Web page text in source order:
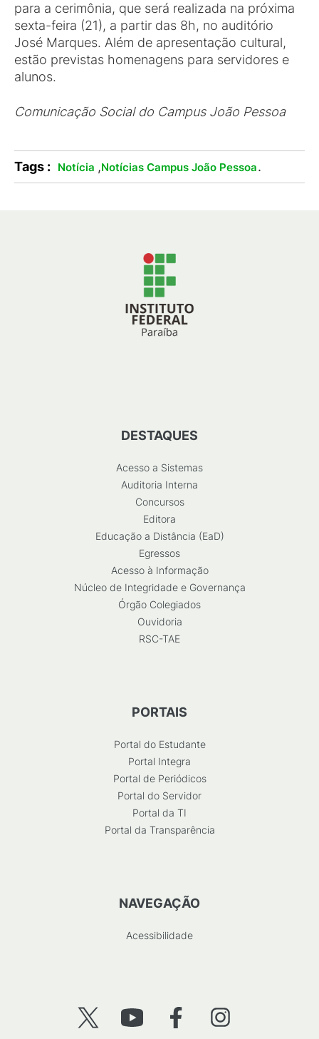
para a cerimônia, que será realizada na próxima
sexta-feira (21), a partir das 8h, no auditório
José Marques. Além de apresentação cultural,
estão previstas homenagens para servidores e
alunos.
Comunicação Social do Campus João Pessoa
Tags : Notícia ,Notícias Campus João Pessoa.
DESTAQUES
Acesso a Sistemas
Auditoria Interna
Concursos
Editora
Educação a Distância (EaD)
Egressos
Acesso à Informação
Núcleo de Integridade e Governança
Órgão Colegiados
Ouvidoria
RSC-TAE
PORTAIS
Portal do Estudante
Portal Integra
Portal de Periódicos
Portal do Servidor
Portal da TI
Portal da Transparência
NAVEGAÇÃO
Acessibilidade